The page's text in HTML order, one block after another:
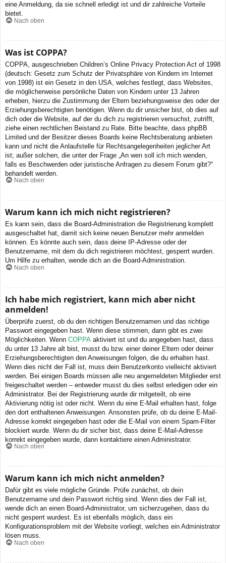
eine Anmeldung, da sie schnell erledigt ist und dir zahlreiche Vorteile
bietet.
Nach oben
Was ist COPPA?
COPPA, ausgeschrieben Children’s Online Privacy Protection Act of 1998
(deutsch: Gesetz zum Schutz der Privatsphäre von Kindern im Internet
von 1998) ist ein Gesetz in den USA, welches festlegt, dass Websites,
die möglicherweise persönliche Daten von Kindern unter 13 Jahren
erheben, hierzu die Zustimmung der Eltern beziehungsweise des oder der
Erziehungsberechtigten benötigen. Wenn du dir unsicher bist, ob dies auf
dich oder die Website, auf der du dich zu registrieren versuchst, zutrifft,
ziehe einen rechtlichen Beistand zu Rate. Bitte beachte, dass phpBB
Limited und der Besitzer dieses Boards keine Rechtsberatung anbieten
kann und nicht die Anlaufstelle für Rechtsangelegenheiten jeglicher Art
ist; außer solchen, die unter der Frage „An wen soll ich mich wenden,
falls es Beschwerden oder juristische Anfragen zu diesem Forum gibt?“
behandelt werden.
Nach oben
Warum kann ich mich nicht registrieren?
Es kann sein, dass die Board-Administration die Registrierung komplett
ausgeschaltet hat, damit sich keine neuen Benutzer mehr anmelden
können. Es könnte auch sein, dass deine IP-Adresse oder der
Benutzername, mit dem du dich registrieren möchtest, gesperrt wurden.
Um Hilfe zu erhalten, wende dich an die Board-Administration.
Nach oben
Ich habe mich registriert, kann mich aber nicht
anmelden!
Überprüfe zuerst, ob du den richtigen Benutzernamen und das richtige
Passwort eingegeben hast. Wenn diese stimmen, dann gibt es zwei
Möglichkeiten. Wenn COPPA aktiviert ist und du angegeben hast, dass
du unter 13 Jahre alt bist, musst du bzw. einer deiner Eltern oder deiner
Erziehungsberechtigten den Anweisungen folgen, die du erhalten hast.
Wenn dies nicht der Fall ist, muss dein Benutzerkonto vielleicht aktiviert
werden. Bei einigen Boards müssen alle neu angemeldeten Mitglieder erst
freigeschaltet werden – entweder musst du dies selbst erledigen oder ein
Administrator. Bei der Registrierung wurde dir mitgeteilt, ob eine
Aktivierung nötig ist oder nicht. Wenn du eine E-Mail erhalten hast, folge
den dort enthaltenen Anweisungen. Ansonsten prüfe, ob du deine E-Mail-
Adresse korrekt eingegeben hast oder die E-Mail von einem Spam-Filter
blockiert wurde. Wenn du dir sicher bist, dass deine E-Mail-Adresse
korrekt eingegeben wurde, dann kontaktiere einen Administrator.
Nach oben
Warum kann ich mich nicht anmelden?
Dafür gibt es viele mögliche Gründe. Prüfe zunächst, ob dein
Benutzername und dein Passwort richtig sind. Wenn dies der Fall ist,
wende dich an einen Board-Administrator, um sicherzugehen, dass du
nicht gesperrt wurdest. Es ist ebenfalls möglich, dass ein
Konfigurationsproblem mit der Website vorliegt, welches ein Administrator
lösen muss.
Nach oben